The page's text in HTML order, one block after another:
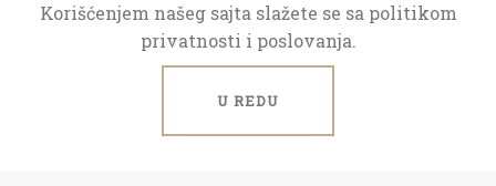
Korišćenjem našeg sajta slažete se sa politikom
privatnosti i poslovanja.
U REDU
Radno vreme
Ponedeljak - petak: 09 - 20h